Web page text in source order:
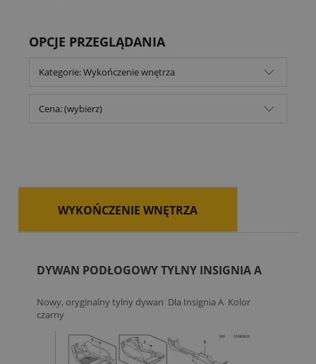
OPCJE PRZEGLĄDANIA
Kategorie: Wykończenie wnętrza
Cena: (wybierz)
WYKOŃCZENIE WNĘTRZA
DYWAN PODŁOGOWY TYLNY INSIGNIA A
Nowy, oryginalny tylny dywan Dla Insignia A Kolor
czarny